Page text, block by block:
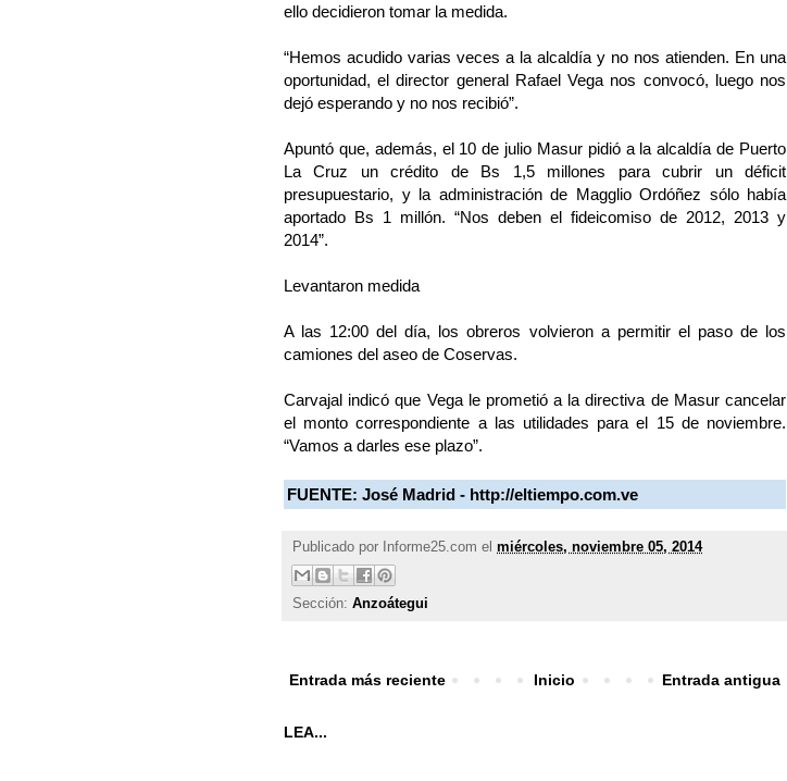
ello decidieron tomar la medida.
“Hemos acudido varias veces a la alcaldía y no nos atienden. En una
oportunidad, el director general Rafael Vega nos convocó, luego nos
dejó esperando y no nos recibió”.
Apuntó que, además, el 10 de julio Masur pidió a la alcaldía de Puerto
La Cruz un crédito de Bs 1,5 millones para cubrir un déficit
presupuestario, y la administración de Magglio Ordóñez sólo había
aportado Bs 1 millón. “Nos deben el fideicomiso de 2012, 2013 y
2014”.
Levantaron medida
A las 12:00 del día, los obreros volvieron a permitir el paso de los
camiones del aseo de Coservas.
Carvajal indicó que Vega le prometió a la directiva de Masur cancelar
el monto correspondiente a las utilidades para el 15 de noviembre.
“Vamos a darles ese plazo”.
FUENTE: José Madrid - http://eltiempo.com.ve
Publicado por Informe25.com el miércoles, noviembre 05, 2014
Sección: Anzoátegui
Entrada más reciente Entrada antigua
Inicio
LEA...